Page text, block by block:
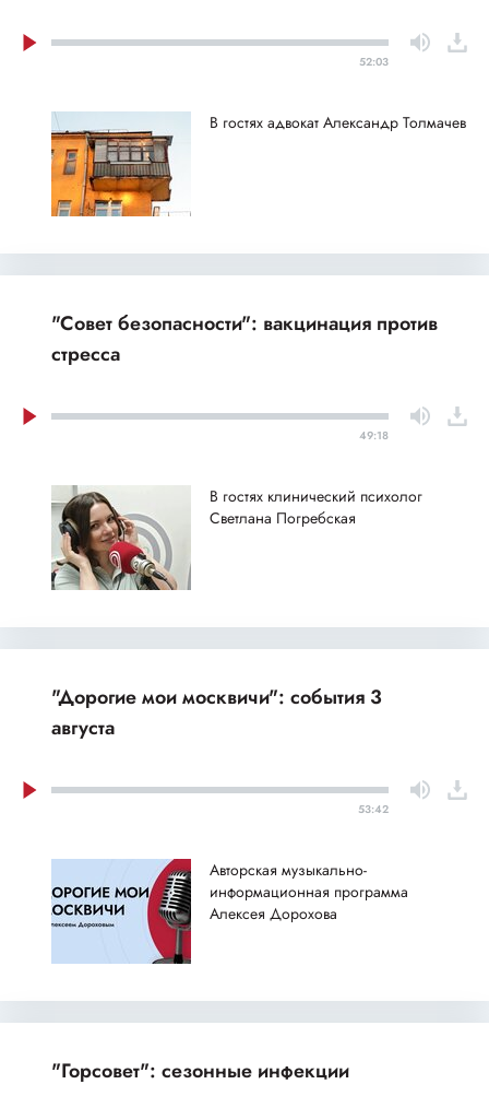
52:03
В гостях адвокат Александр Толмачев
"Совет безопасности": вакцинация против
стресса
49:18
В гостях клинический психолог
Светлана Погребская
"Дорогие мои москвичи": события 3
августа
53:42
Авторская музыкально-
информационная программа
Алексея Дорохова
"Горсовет": сезонные инфекции